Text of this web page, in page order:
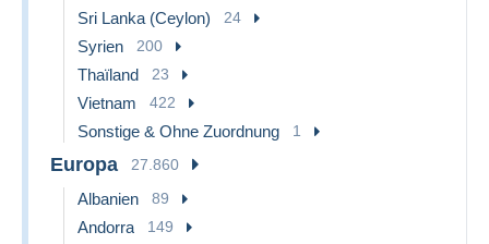
Sri Lanka (Ceylon) 24
Syrien 200
Thaïland 23
Vietnam 422
Sonstige & Ohne Zuordnung 1
Europa 27.860
Albanien 89
Andorra 149